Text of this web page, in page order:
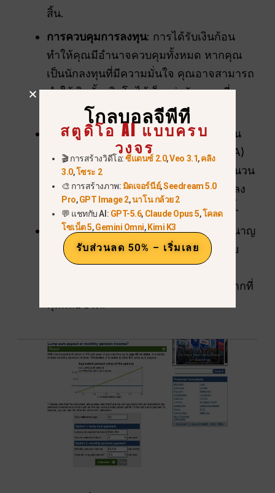
สิ้น.
การควบคุมการลงทุน: การได้รับเงินก้อน
ทำให้คุณมีอำนาจควบคุมทั้งหมด หากคุณ
เป็นนักลงทุนที่มีความมั่นใจ คุณอาจสามารถ
ทำให้เงินนั้นเติบโตได้เร็วกว่าอัตราคงที่
ของกองทุนบำเหน็จบำนาญ.
ความเสี่ยงจากเงินเฟ้อ: เงินบำนาญเอกชน
ส่วนใหญ่ไม่มีการปรับค่าครองชีพ (COLA)
ในกรณีนี้ เช็คเงินบำนาญประจำเดือนจำนวน
$3,000 บาทของคุณจะมีค่าซื้อของน้อยลง
มากในอีก 20 ปีข้างหน้าเมื่อเทียบกับวันนี้.
การคุ้มครองผู้รอดชีวิต: การเลือกเงินบำนาญ
แบบ “ร่วมและรอดชีวิต” จะทำให้เงินราย
เดือนของคุณลดลง แต่จะรับประกันว่าคู่
สมรสของคุณจะยังคงได้รับรายได้หลังจากที่
โกลบอลจีพีที
สตูดิโอ AI แบบครบ
วงจร
🎬 การสร้างวิดีโอ:ซีแดนซ์ 2.0,Veo 3.1,คลิง
3.0,โซระ 2
🎨 การสร้างภาพ: มิดเจอร์นีย์,Seedream 5.0
Pro,GPT Image 2,นาโน กล้วย 2
💬 แชทกับ AI: GPT-5.6, Claude Opus 5,โคลด
โซเน็ต 5,Gemini Omni, Kimi K3
รับส่วนลด 50% – เริ่มเลย